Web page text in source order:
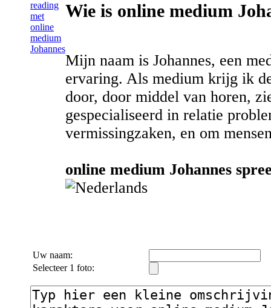
Wie is online medium
Mijn naam is Johannes, een
ervaring. Als medium krijg ik
door, door middel van horen,
gespecialiseerd in relatie
vermissingzaken, en om
online medium Johannes
Uw naam:
Selecteer 1 foto: